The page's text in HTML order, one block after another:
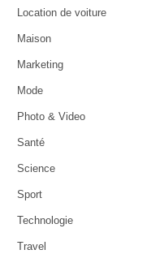
Location de voiture
Maison
Marketing
Mode
Photo & Video
Santé
Science
Sport
Technologie
Travel